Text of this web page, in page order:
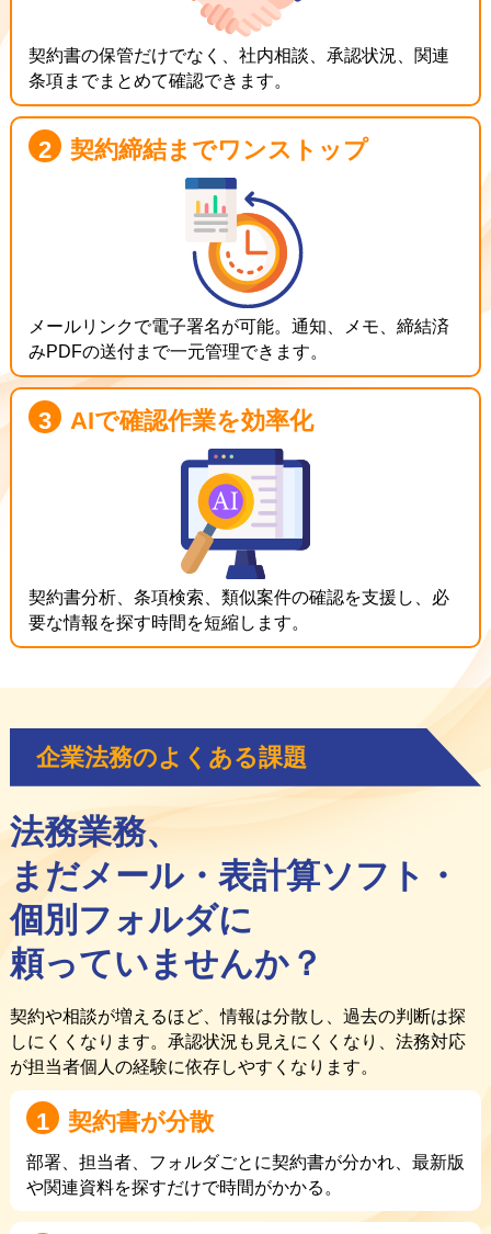
契約書の保管だけでなく、社内相談、承認状況、関連
条項までまとめて確認できます。
2 契約締結までワンストップ
メールリンクで電子署名が可能。通知、メモ、締結済
みPDFの送付まで一元管理できます。
3 AIで確認作業を効率化
契約書分析、条項検索、類似案件の確認を支援し、必
要な情報を探す時間を短縮します。
企業法務のよくある課題
法務業務、
まだメール・ 表計算ソフト・
個別フォルダに
頼っていませんか？
契約や相談が増えるほど、情報は分散し、過去の判断は探
しにくくなります。承認状況も見えにくくなり、法務対応
が担当者個人の経験に依存しやすくなります。
1 契約書が分散
部署、担当者、フォルダごとに契約書が分かれ、最新版
や関連資料を探すだけで時間がかかる。